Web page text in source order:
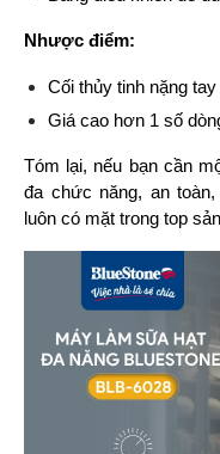
Nhược điểm:
Cối thủy tinh nặng
Giá cao hơn 1 số
Tóm lại, nếu bạn cần
đa chức năng, an
luôn có mặt trong top